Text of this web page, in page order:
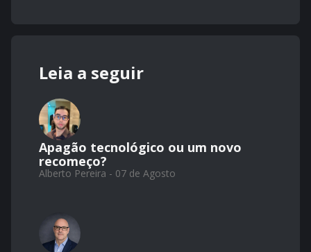
Leia a seguir
Apagão tecnológico ou um novo
recomeço?
Alberto Pereira - 07 de Agosto